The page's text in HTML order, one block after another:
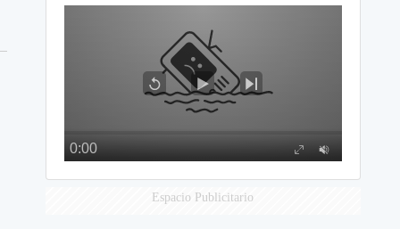
Espacio Publicitario